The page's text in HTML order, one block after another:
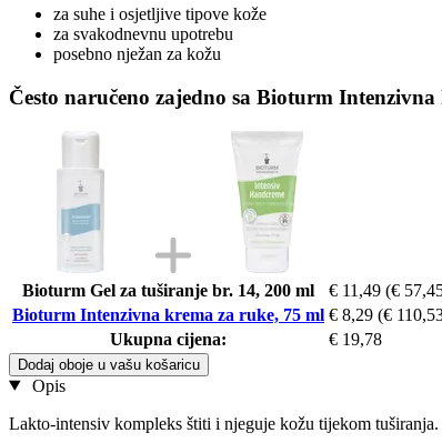
za suhe i osjetljive tipove kože
za svakodnevnu upotrebu
posebno nježan za kožu
Često naručeno zajedno sa Bioturm
Bioturm Gel za tuširanje br. 14, 200 ml € 11,49 (€
Bioturm Intenzivna krema za ruke, 75 ml € 8,29 (€
Ukupna cijena:
€ 19,78
Dodaj oboje u vašu košaricu
Opis
Lakto-intensiv kompleks štiti i njeguje kožu tijekom